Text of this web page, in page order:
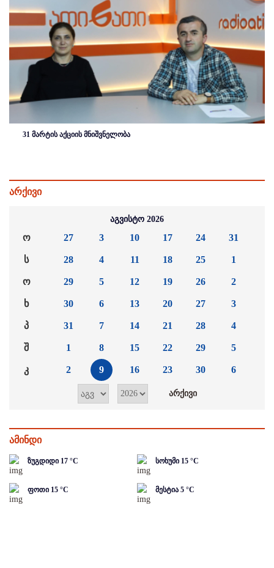
31 მარტის აქციის მნიშვნელობა
არქივი
აგვისტო 2026
ო
ს
ო
ხ
პ
შ
კ
27
28
29
30
31
1
2
3
4
5
6
7
8
9
10
11
12
13
14
15
16
17
18
19
20
21
22
23
24
25
26
27
28
29
30
31
1
2
3
4
5
6
ამინდი
ზუგდიდი 17 °C სოხუმი 15 °C
ფოთი 15 °C მესტია 5 °C